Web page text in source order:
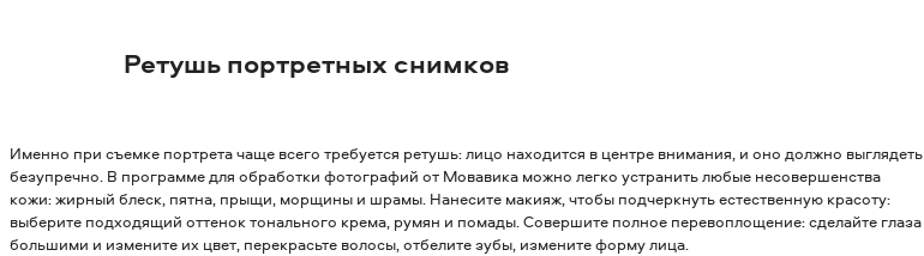
Ретушь портретных снимков
Именно при съемке портрета чаще всего требуется ретушь: лицо находится в центре внимания, и оно должно выглядеть
безупречно. В программе для обработки фотографий от Мовавика можно легко устранить любые несовершенства
кожи: жирный блеск, пятна, прыщи, морщины и шрамы. Нанесите макияж, чтобы подчеркнуть естественную красоту:
выберите подходящий оттенок тонального крема, румян и помады. Совершите полное перевоплощение: сделайте глаза
большими и измените их цвет, перекрасьте волосы, отбелите зубы, измените форму лица.